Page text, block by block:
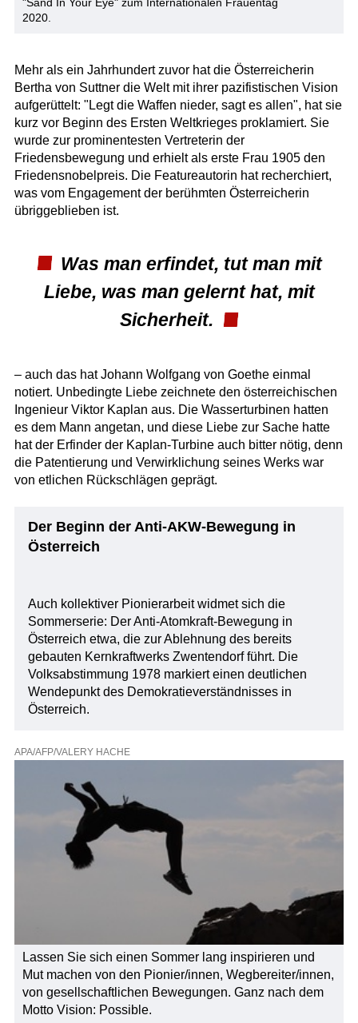
2020.
Mehr als ein Jahrhundert zuvor hat die Österreicherin
Bertha von Suttner die Welt mit ihrer pazifistischen Vision
aufgerüttelt: "Legt die Waffen nieder, sagt es allen", hat sie
kurz vor Beginn des Ersten Weltkrieges proklamiert. Sie
wurde zur prominentesten Vertreterin der
Friedensbewegung und erhielt als erste Frau 1905 den
Friedensnobelpreis. Die Featureautorin hat recherchiert,
was vom Engagement der berühmten Österreicherin
übriggeblieben ist.
Was man erfindet, tut man mit
Liebe, was man gelernt hat, mit
Sicherheit.
– auch das hat Johann Wolfgang von Goethe einmal
notiert. Unbedingte Liebe zeichnete den österreichischen
Ingenieur Viktor Kaplan aus. Die Wasserturbinen hatten
es dem Mann angetan, und diese Liebe zur Sache hatte
hat der Erfinder der Kaplan-Turbine auch bitter nötig, denn
die Patentierung und Verwirklichung seines Werks war
von etlichen Rückschlägen geprägt.
Der Beginn der Anti-AKW-Bewegung in
Österreich
Auch kollektiver Pionierarbeit widmet sich die
Sommerserie: Der Anti-Atomkraft-Bewegung in
Österreich etwa, die zur Ablehnung des bereits
gebauten Kernkraftwerks Zwentendorf führt. Die
Volksabstimmung 1978 markiert einen deutlichen
Wendepunkt des Demokratieverständnisses in
Österreich.
APA/AFP/VALERY HACHE
Lassen Sie sich einen Sommer lang inspirieren und
Mut machen von den Pionier/innen, Wegbereiter/innen,
von gesellschaftlichen Bewegungen. Ganz nach dem
Motto Vision: Possible.